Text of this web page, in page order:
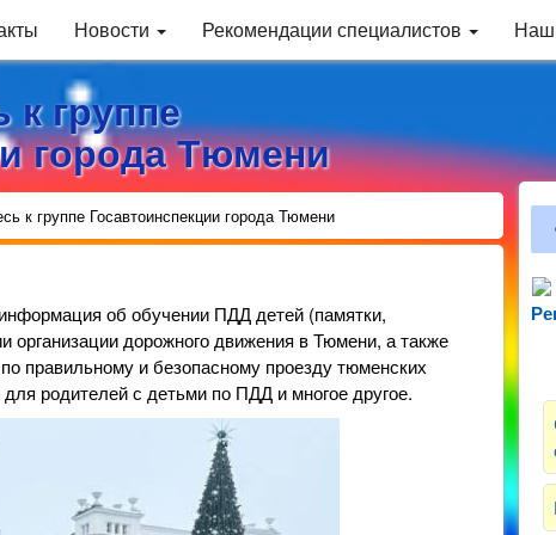
Новости Рекомендации специалистов
группе
города Тюмени
к группе Госавтоинспекции города Тюмени
об обучении ПДД детей (памятки,
организации дорожного движения в Тюмени, а также
правильному и безопасному проезду тюменских
родителей с детьми по ПДД и многое другое.